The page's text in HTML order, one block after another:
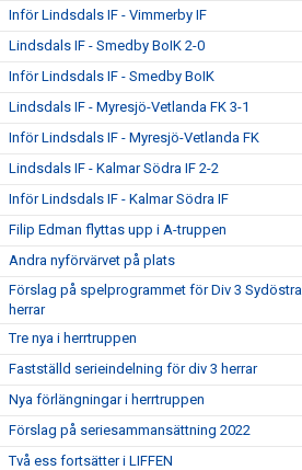
Inför Lindsdals IF - Vimmerby IF
Lindsdals IF - Smedby BoIK 2-0
Inför Lindsdals IF - Smedby BoIK
Lindsdals IF - Myresjö-Vetlanda FK 3-1
Inför Lindsdals IF - Myresjö-Vetlanda FK
Lindsdals IF - Kalmar Södra IF 2-2
Inför Lindsdals IF - Kalmar Södra IF
Filip Edman flyttas upp i A-truppen
Andra nyförvärvet på plats
Förslag på spelprogrammet för Div 3
herrar
Tre nya i herrtruppen
Fastställd serieindelning för div 3 herrar
Nya förlängningar i herrtruppen
Förslag på seriesammansättning 2022
Två ess fortsätter i LIFFEN